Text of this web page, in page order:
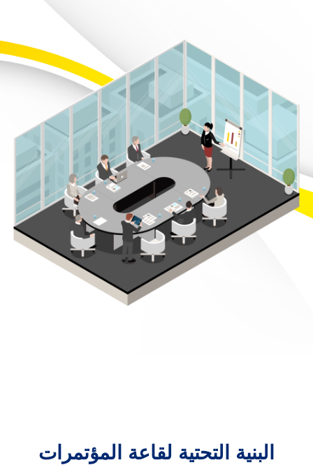
البنية التحتية لقاعة المؤتمرات